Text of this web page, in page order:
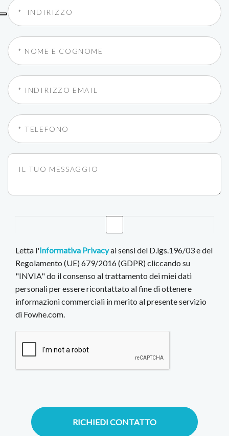
Letta l'Informativa Privacyai sensi del D.lgs.196/03 e del
Regolamento (UE) 679/2016 (GDPR) cliccando su
"INVIA" do il consenso al trattamento dei miei dati
personali per essere ricontattato al fine di ottenere
informazioni commerciali in merito al presente servizio
di Fowhe.com.
RICHIEDI CONTATTO